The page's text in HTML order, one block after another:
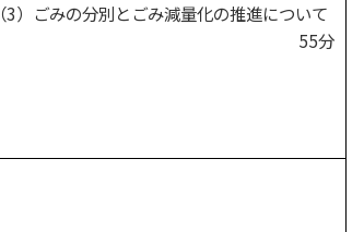
（3）ごみの分別とごみ減量化の推進について
55分